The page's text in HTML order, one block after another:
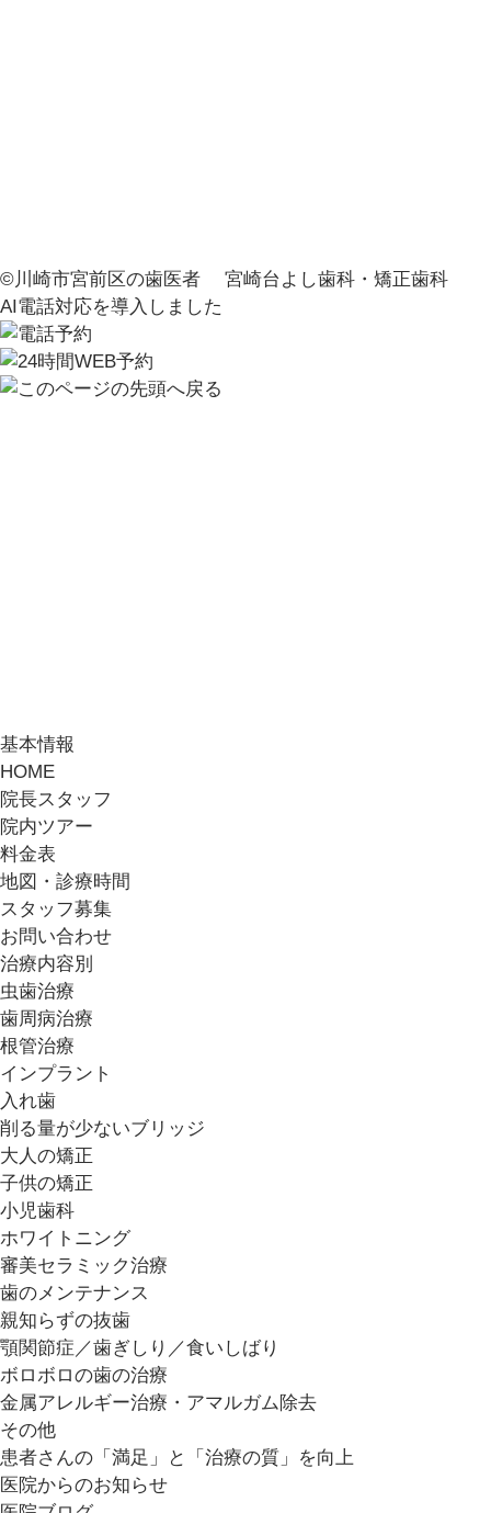
©川崎市宮前区の歯医者 宮崎台よし歯科・矯正歯科
AI電話対応を導入しました
基本情報
HOME
院長スタッフ
院内ツアー
料金表
地図・診療時間
スタッフ募集
お問い合わせ
治療内容別
虫歯治療
歯周病治療
根管治療
インプラント
入れ歯
削る量が少ないブリッジ
大人の矯正
子供の矯正
小児歯科
ホワイトニング
審美セラミック治療
歯のメンテナンス
親知らずの抜歯
顎関節症／歯ぎしり／食いしばり
ボロボロの歯の治療
金属アレルギー治療・アマルガム除去
その他
患者さんの「満足」と「治療の質」を向上
医院からのお知らせ